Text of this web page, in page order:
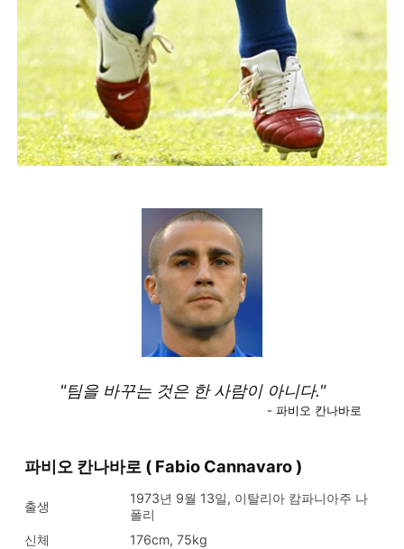
"팀을 바꾸는 것은 한 사람이 아니다."
- 파비오 칸나바로
파비오 칸나바로 ( Fabio Cannavaro )
출생
1973년 9월 13일, 이탈리아 캄파니아주 나
폴리
신체
176cm, 75kg